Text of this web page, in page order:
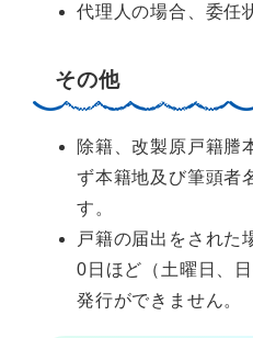
代理人の場合、委任
その他
除籍、改製原戸籍謄
ず本籍地及び筆頭者
す。
戸籍の届出をされた
0日ほど（土曜日、
発行ができません。